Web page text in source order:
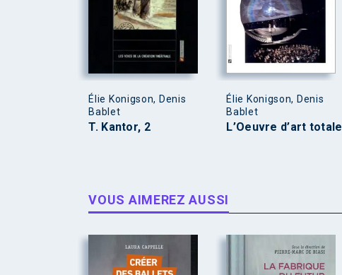
Élie Konigson, Denis
Bablet
T. Kantor, 2
Élie Konigson, Denis
Bablet
L’Oeuvre d’art totale
VOUS AIMEREZ AUSSI